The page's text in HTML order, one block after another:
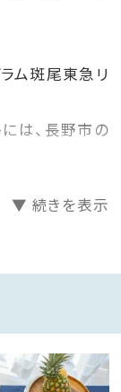
ム斑尾東急リ
は、長野市の
満載です！
デ！
ティング
▼ 続きを表示